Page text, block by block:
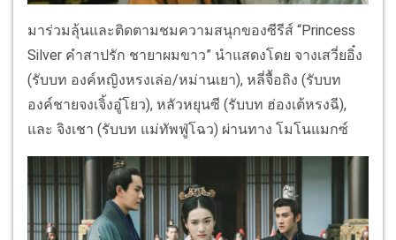
มาร่วมลุ้นและติดตามชมความสนุกของซีรีส์ “Princess
Silver คำสาปรัก ชายาผมขาว” นำแสดงโดย จางเสวี่ยอิ๋ง
(รับบท องค์หญิงหรงเล่อ/หม่านเยา), หลี่จื้อถิง (รับบท
องค์ชายจงเจิ้งอู๋โยว), หลัวหยุนซี (รับบท ฮ่องเต้หรงฉี),
และ จิงเชา (รับบท แม่ทัพฟู่โฉว) ผ่านทาง โมโนแมกซ์